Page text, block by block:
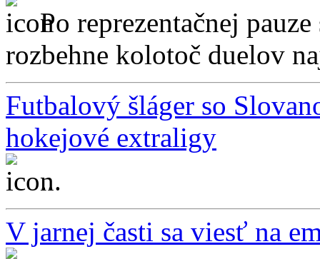
Po reprezentačnej
rozbehne kolotoč duelov
Futbalový šláger so
hokejové extraligy
...
V jarnej časti sa viesť na